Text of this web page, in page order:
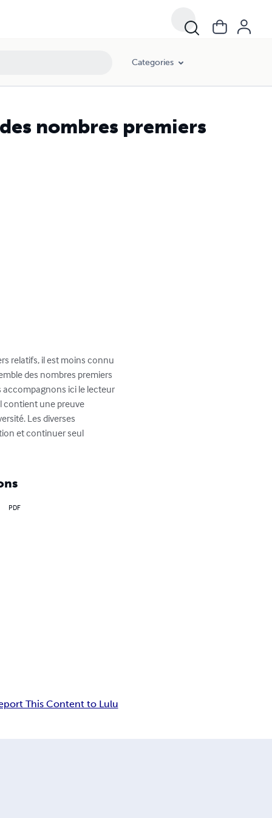
Categories
nombres premiers
relatifs, il est moins connu
des nombres premiers
accompagnons ici le lecteur
contient une preuve
Les diverses
et continuer seul
PDF
This Content to Lulu